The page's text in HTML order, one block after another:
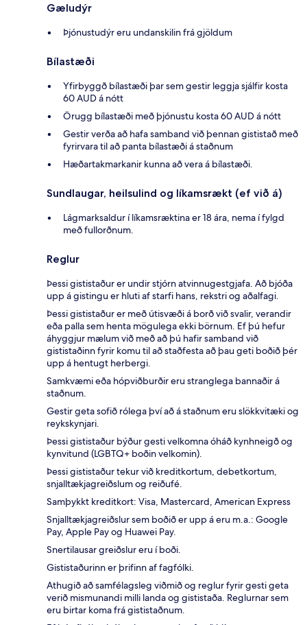
Gæludýr
Þjónustudýr eru undanskilin frá gjöldum
Bílastæði
Yfirbyggð bílastæði þar sem gestir leggja sjálfir kosta
60 AUD á nótt
Örugg bílastæði með þjónustu kosta 60 AUD á nótt
Gestir verða að hafa samband við þennan gististað með
fyrirvara til að panta bílastæði á staðnum
Hæðartakmarkanir kunna að vera á bílastæði.
Sundlaugar, heilsulind og líkamsrækt (ef við á)
Lágmarksaldur í líkamsræktina er 18 ára, nema í fylgd
með fullorðnum.
Reglur
Þessi gististaður er undir stjórn atvinnugestgjafa. Að bjóða
upp á gistingu er hluti af starfi hans, rekstri og aðalfagi.
Þessi gististaður er með útisvæði á borð við svalir, verandir
eða palla sem henta mögulega ekki börnum. Ef þú hefur
áhyggjur mælum við með að þú hafir samband við
gististaðinn fyrir komu til að staðfesta að þau geti boðið þér
upp á hentugt herbergi.
Samkvæmi eða hópviðburðir eru stranglega bannaðir á
staðnum.
Gestir geta sofið rólega því að á staðnum eru slökkvitæki og
reykskynjari.
Þessi gististaður býður gesti velkomna óháð kynhneigð og
kynvitund (LGBTQ+ boðin velkomin).
Þessi gististaður tekur við kreditkortum, debetkortum,
snjalltækjagreiðslum og reiðufé.
Samþykkt kreditkort: Visa, Mastercard, American Express
Snjalltækjagreiðslur sem boðið er upp á eru m.a.: Google
Pay, Apple Pay og Huawei Pay.
Snertilausar greiðslur eru í boði.
Gististaðurinn er þrifinn af fagfólki.
Athugið að samfélagsleg viðmið og reglur fyrir gesti geta
verið mismunandi milli landa og gististaða. Reglurnar sem
eru birtar koma frá gististaðnum.